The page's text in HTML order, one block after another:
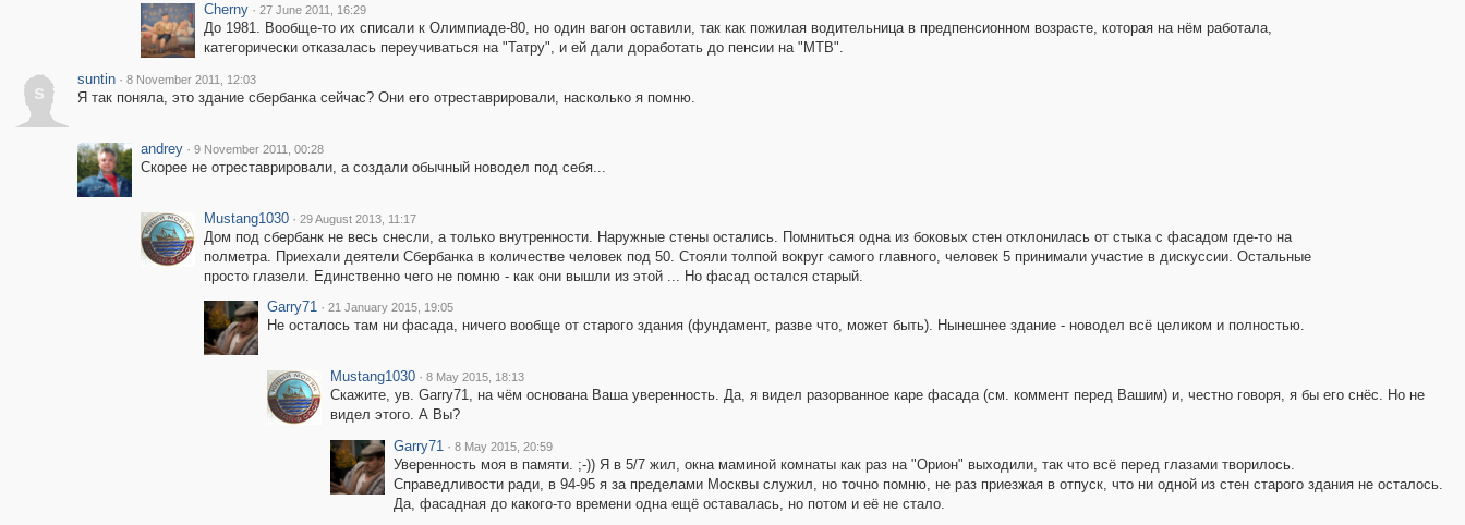
Cherny · 27 June 2011, 16:29
До 1981. Вообще-то их списали к Олимпиаде-80, но один вагон оставили, так как пожилая водительница в предпенсионном возрасте, которая на нём работала,
категорически отказалась переучиваться на "Татру", и ей дали доработать до пенсии на "МТВ".
s
suntin · 8 November 2011, 12:03
Я так поняла, это здание сбербанка сейчас? Они его отреставрировали, насколько я помню.
andrey · 9 November 2011, 00:28
Скорее не отреставрировали, а создали обычный новодел под себя...
Mustang1030 · 29 August 2013, 11:17
Дом под сбербанк не весь снесли, а только внутренности. Наружные стены остались. Помниться одна из боковых стен отклонилась от стыка с фасадом где-то на
полметра. Приехали деятели Сбербанка в количестве человек под 50. Стояли толпой вокруг самого главного, человек 5 принимали участие в дискуссии. Остальные
просто глазели. Единственно чего не помню - как они вышли из этой ... Но фасад остался старый.
Garry71 · 21 January 2015, 19:05
Не осталось там ни фасада, ничего вообще от старого здания (фундамент, разве что, может быть). Нынешнее здание - новодел всё целиком и полностью.
Mustang1030 · 8 May 2015, 18:13
Скажите, ув. Garry71, на чём основана Ваша уверенность. Да, я видел разорванное каре фасада (см. коммент перед Вашим) и, честно говоря, я бы его снёс. Но не
видел этого. А Вы?
Garry71 · 8 May 2015, 20:59
Уверенность моя в памяти. ;-)) Я в 5/7 жил, окна маминой комнаты как раз на "Орион" выходили, так что всё перед глазами творилось.
Справедливости ради, в 94-95 я за пределами Москвы служил, но точно помню, не раз приезжая в отпуск, что ни одной из стен старого здания не осталось.
Да, фасадная до какого-то времени одна ещё оставалась, но потом и её не стало.